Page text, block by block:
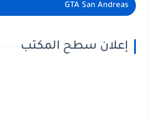
GTA San Andreas
إعلان سطح المكتب